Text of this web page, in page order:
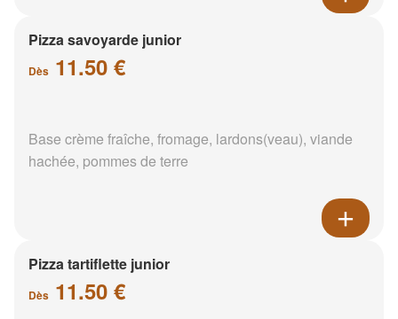
Pizza savoyarde junior
Dès 11.50 €
Base crème fraîche, fromage, lardons(veau), viande
hachée, pommes de terre
Pizza tartiflette junior
Dès 11.50 €